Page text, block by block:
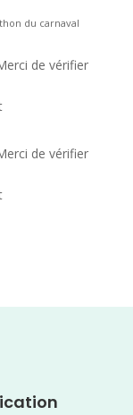
du carnaval
de vérifier
de vérifier